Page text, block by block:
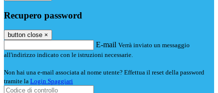
Recupero password
button close ×
E-mail Verrà inviato un messaggio
all'indirizzo indicato con le istruzioni necessarie.
Non hai una e-mail associata al nome utente? Effettua il reset della password
tramite la Login Spaggiari